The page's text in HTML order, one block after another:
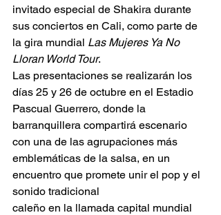
invitado especial de Shakira durante
sus conciertos en Cali, como parte de
la gira mundial Las Mujeres Ya No
Lloran World Tour.
Las presentaciones se realizarán los
días 25 y 26 de octubre en el Estadio
Pascual Guerrero, donde la
barranquillera compartirá escenario
con una de las agrupaciones más
emblemáticas de la salsa, en un
encuentro que promete unir el pop y el
sonido tradicional
caleño en la llamada capital mundial